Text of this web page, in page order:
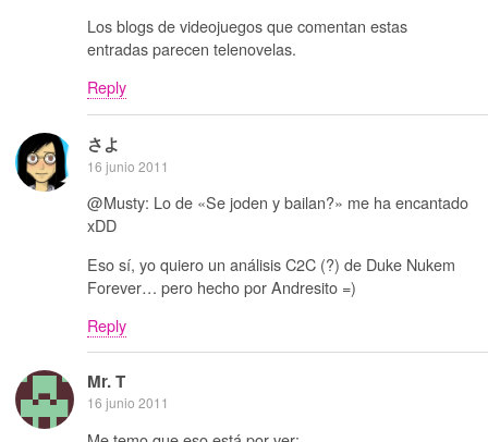
Los blogs de videojuegos que comentan estas
entradas parecen telenovelas.
Reply
さよ
16 junio 2011
@Musty: Lo de «Se joden y bailan?» me ha encantado
xDD
Eso sí, yo quiero un análisis C2C (?) de Duke Nukem
Forever… pero hecho por Andresito =)
Reply
Mr. T
16 junio 2011